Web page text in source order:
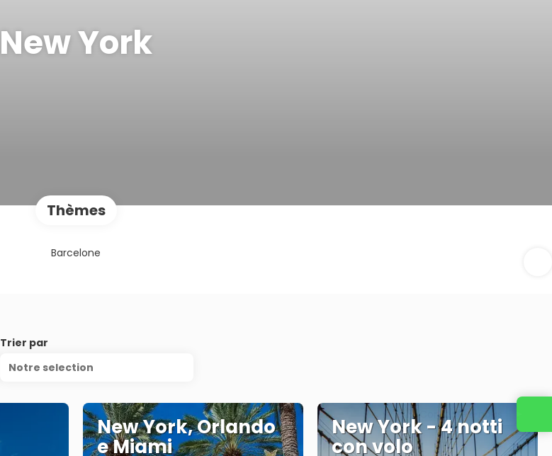
New York
Thèmes
Barcelone
Trier par
Notre selection
New York, Orlando
e Miami
New York - 4 notti
con volo
Contactez-nous